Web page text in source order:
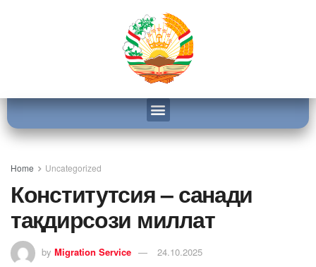
Home Uncategorized
Конститутсия – санади
тақдирсози миллат
by Migration Service 24.10.2025